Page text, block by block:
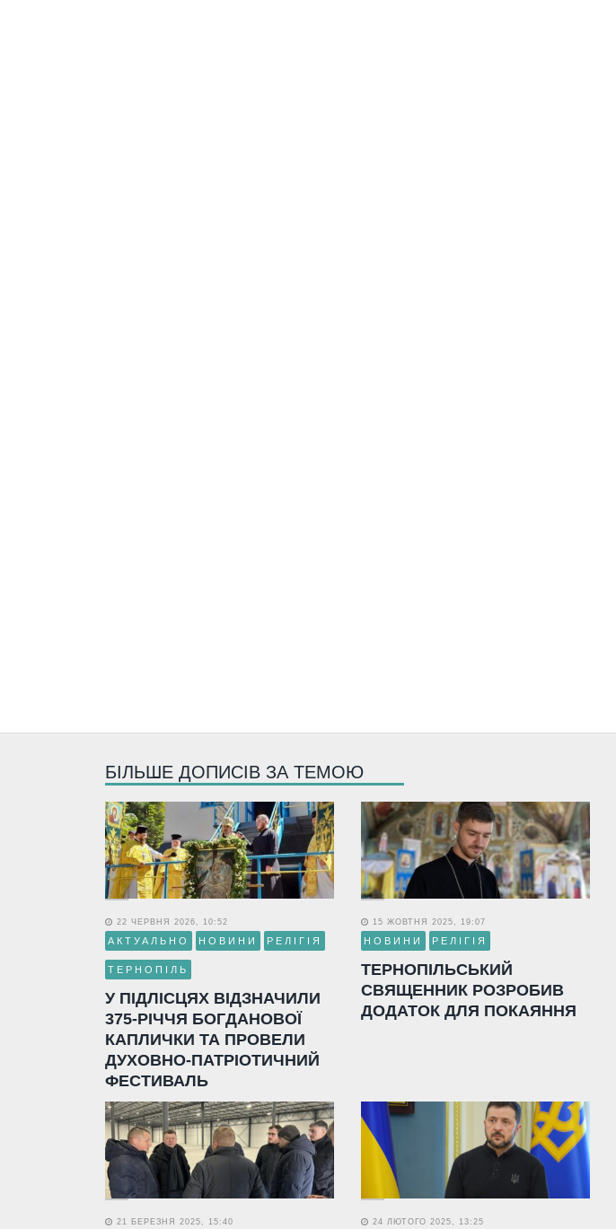
БІЛЬШЕ ДОПИСІВ ЗА ТЕМОЮ
22 ЧЕРВНЯ 2026, 10:52
АКТУАЛЬНО НОВИНИ РЕЛІГІЯ
ТЕРНОПІЛЬ
У ПІДЛІСЦЯХ ВІДЗНАЧИЛИ
375-РІЧЧЯ БОГДАНОВОЇ
КАПЛИЧКИ ТА ПРОВЕЛИ
ДУХОВНО-ПАТРІОТИЧНИЙ
ФЕСТИВАЛЬ
15 ЖОВТНЯ 2025, 19:07
НОВИНИ РЕЛІГІЯ
ТЕРНОПІЛЬСЬКИЙ
СВЯЩЕННИК РОЗРОБИВ
ДОДАТОК ДЛЯ ПОКАЯННЯ
21 БЕРЕЗНЯ 2025, 15:40 24 ЛЮТОГО 2025, 13:25